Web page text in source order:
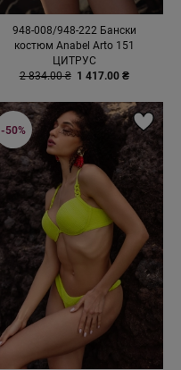
948-008/948-222 Бански
костюм Anabel Arto 151
ЦИТРУС
2 834.00 ₴ 1 417.00 ₴
-50%